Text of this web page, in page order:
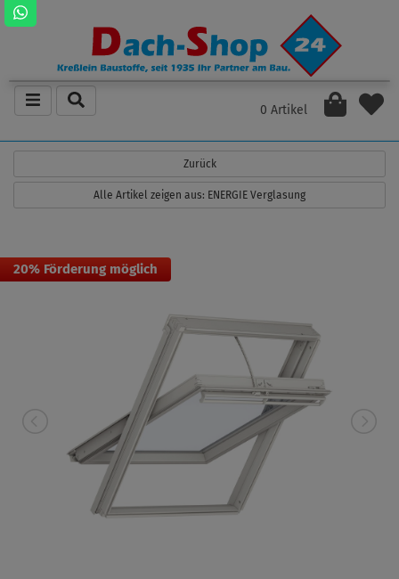
0 Artikel
Zurück
Alle Artikel zeigen aus: ENERGIE Verglasung
20% Förderung möglich